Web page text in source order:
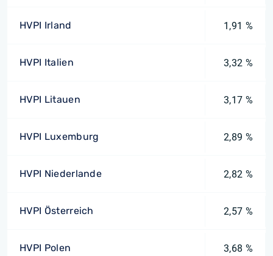
HVPI Irland 1,91 %
HVPI Italien 3,32 %
HVPI Litauen 3,17 %
HVPI Luxemburg 2,89 %
HVPI Niederlande 2,82 %
HVPI Österreich 2,57 %
HVPI Polen 3,68 %